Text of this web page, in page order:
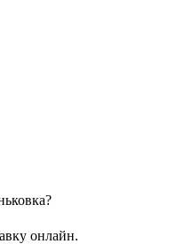
онлайн.